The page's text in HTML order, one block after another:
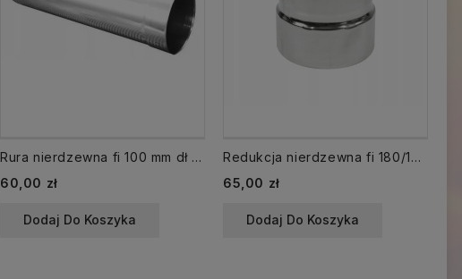
Rura nierdzewna fi 100 mm dł 500 mm 0,5 mb
Cena
60,00 zł
Dodaj Do Koszyka
Redukcja nierdzewna fi 180/150 mm zwężka łącznik
Cena
65,00 zł
Dodaj Do Koszyka